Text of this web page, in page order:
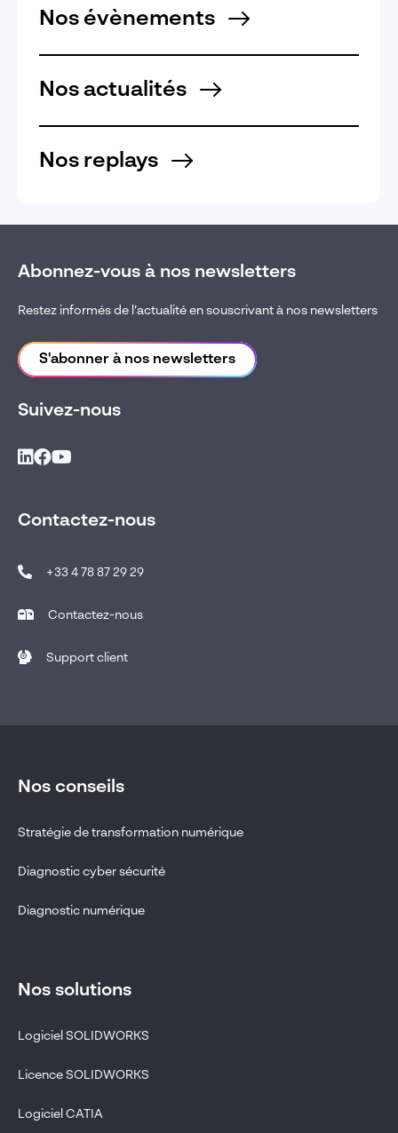
Nos évènements
Nos actualités
Nos replays
Abonnez-vous à nos newsletters
Restez informés de l’actualité en souscrivant à nos newsletters
S'abonner à nos newsletters
Suivez-nous
Contactez-nous
+33 4 78 87 29 29
Contactez-nous
Support client
Nos conseils
Stratégie de transformation numérique
Diagnostic cyber sécurité
Diagnostic numérique
Nos solutions
Logiciel SOLIDWORKS
Licence SOLIDWORKS
Logiciel CATIA